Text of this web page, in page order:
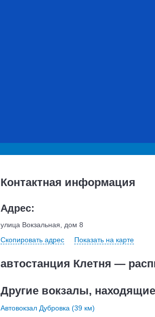
Контактная информация
Адрес:
улица Вокзальная, дом 8
Скопировать адрес
Показать на карте
автостанция Клетня —
Другие вокзалы,
Автовокзал Дубровка (39 км)